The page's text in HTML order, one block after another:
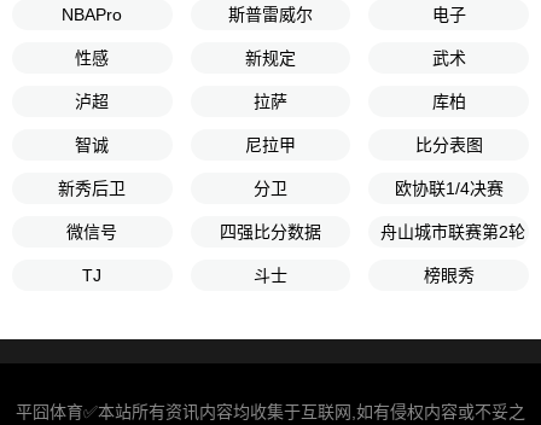
NBAPro 斯普雷威尔 电子
性感 新规定 武术
泸超 拉萨 库柏
智诚 尼拉甲 比分表图
新秀后卫 分卫 欧协联1/4决赛
微信号 四强比分数据 舟山城市联赛第2轮
TJ 斗士 榜眼秀
平囧体育✅本站所有资讯内容均收集于互联网,如有侵权内容或不妥之